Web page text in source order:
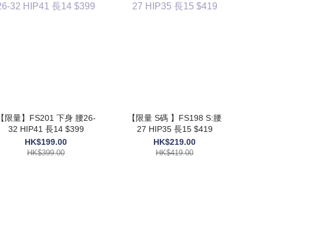
【限量】FS201 下身 腰26-
32 HIP41 長14 $399
HK$199.00
HK$399.00
【限量 S碼 】FS198 S:腰
27 HIP35 長15 $419
HK$219.00
HK$419.00